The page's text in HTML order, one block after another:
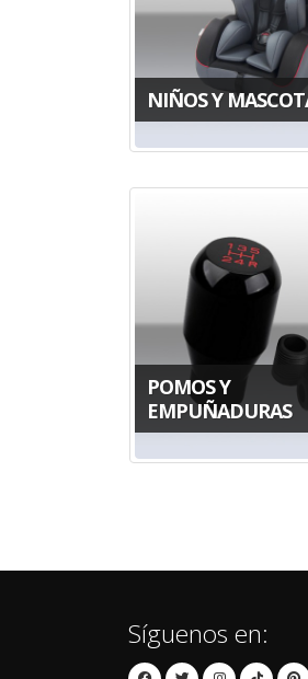
NIÑOS Y
POMOS Y
EMPUÑADURAS
Síguenos en: